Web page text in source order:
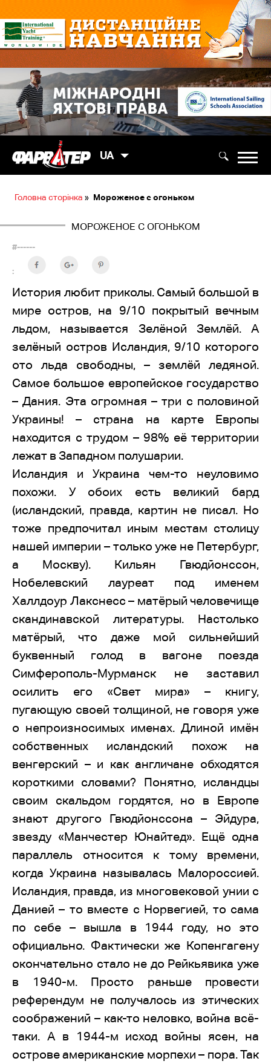
UA
Головна сторінка » Мороженое с огоньком
МОРОЖЕНОЕ С ОГОНЬКОМ
#------
:
История любит приколы. Самый большой в
мире остров, на 9/10 покрытый вечным
льдом, называется Зелёной Землёй. А
зелёный остров Исландия, 9/10 которого
ото льда свободны, – землёй ледяной.
Самое большое европейское государство
– Дания. Эта огромная – три с половиной
Украины! – страна на карте Европы
находится с трудом – 98% её территории
лежат в Западном полушарии.
Исландия и Украина чем-то неуловимо
похожи. У обоих есть великий бард
(исландский, правда, картин не писал. Но
тоже предпочитал иным местам столицу
нашей империи – только уже не Петербург,
а Москву). Кильян Гвюдйонссон,
Нобелевский лауреат под именем
Халлдоур Лакснесс – матёрый человечище
скандинавской литературы. Настолько
матёрый, что даже мой сильнейший
буквенный голод в вагоне поезда
Симферополь-Мурманск не заставил
осилить его «Свет мира» – книгу,
пугающую своей толщиной, не говоря уже
о непроизносимых именах. Длиной имён
собственных исландский похож на
венгерский – и как англичане обходятся
короткими словами? Понятно, исландцы
своим скальдом гордятся, но в Европе
знают другого Гвюдйонссона – Эйдура,
звезду «Манчестер Юнайтед». Ещё одна
параллель относится к тому времени,
когда Украина называлась Малороссией.
Исландия, правда, из многовековой унии с
Данией – то вместе с Норвегией, то сама
по себе – вышла в 1944 году, но это
официально. Фактически же Копенгагену
окончательно стало не до Рейкьявика уже
в 1940-м. Просто раньше провести
референдум не получалось из этических
соображений – как-то неловко, война всё-
таки. А в 1944-м исход войны ясен, на
острове американские морпехи – пора. Так